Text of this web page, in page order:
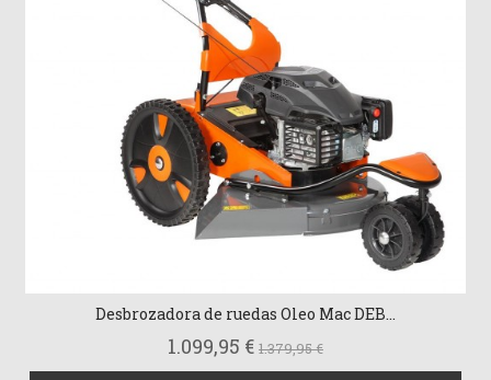
Desbrozadora de ruedas Oleo Mac DEB...
1.099,95 € 1.379,95 €